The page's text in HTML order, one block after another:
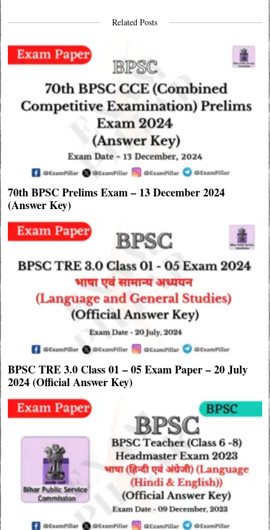
Related Posts
70th BPSC Prelims Exam – 13 December 2024
(Answer Key)
BPSC TRE 3.0 Class 01 – 05 Exam Paper – 20 July
2024 (Official Answer Key)